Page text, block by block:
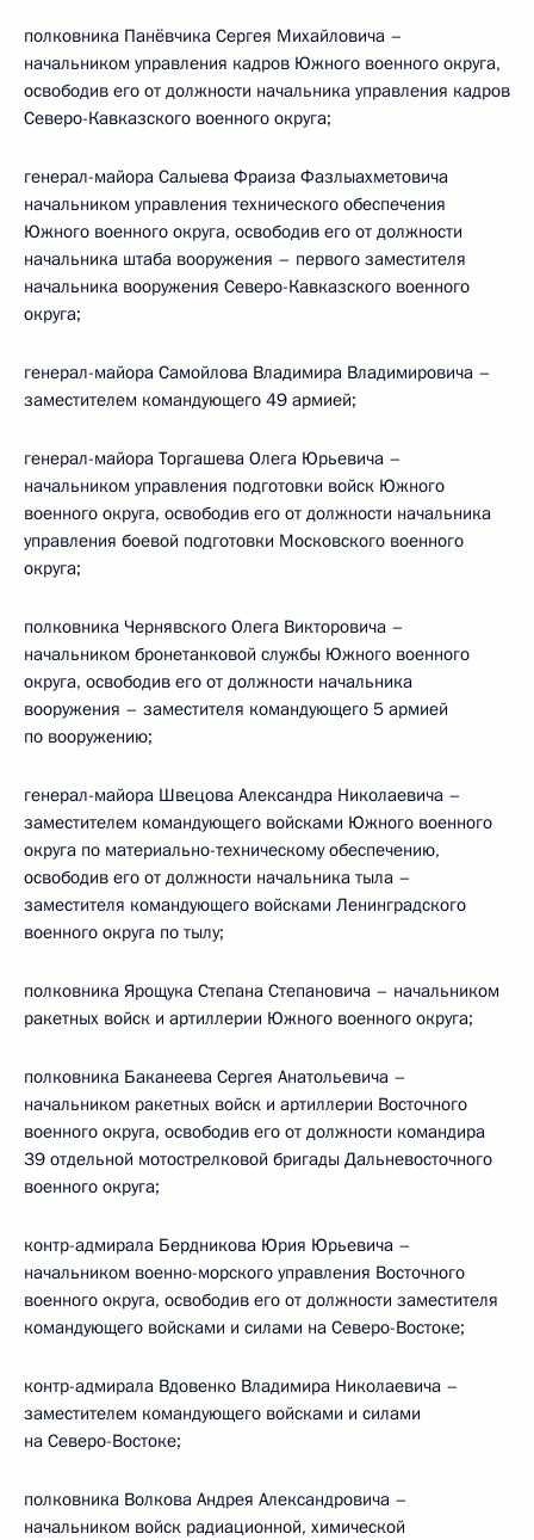
полковника Панёвчика Сергея Михайловича –
начальником управления кадров Южного военного округа,
освободив его от должности начальника управления кадров
Северо-Кавказского военного округа;
генерал-майора Салыева Фраиза Фазлыахметовича
начальником управления технического обеспечения
Южного военного округа, освободив его от должности
начальника штаба вооружения – первого заместителя
начальника вооружения Северо-Кавказского военного
округа;
генерал-майора Самойлова Владимира Владимировича –
заместителем командующего 49 армией;
генерал-майора Торгашева Олега Юрьевича –
начальником управления подготовки войск Южного
военного округа, освободив его от должности начальника
управления боевой подготовки Московского военного
округа;
полковника Чернявского Олега Викторовича –
начальником бронетанковой службы Южного военного
округа, освободив его от должности начальника
вооружения – заместителя командующего 5 армией
по вооружению;
генерал-майора Швецова Александра Николаевича –
заместителем командующего войсками Южного военного
округа по материально-техническому обеспечению,
освободив его от должности начальника тыла –
заместителя командующего войсками Ленинградского
военного округа по тылу;
полковника Ярощука Степана Степановича – начальником
ракетных войск и артиллерии Южного военного округа;
полковника Баканеева Сергея Анатольевича –
начальником ракетных войск и артиллерии Восточного
военного округа, освободив его от должности командира
39 отдельной мотострелковой бригады Дальневосточного
военного округа;
контр-адмирала Бердникова Юрия Юрьевича –
начальником военно-морского управления Восточного
военного округа, освободив его от должности заместителя
командующего войсками и силами на Северо-Востоке;
контр-адмирала Вдовенко Владимира Николаевича –
заместителем командующего войсками и силами
на Северо-Востоке;
полковника Волкова Андрея Александровича –
начальником войск радиационной, химической